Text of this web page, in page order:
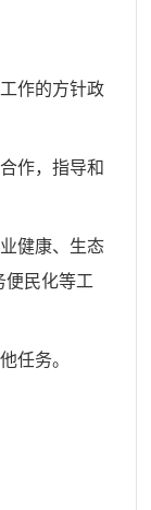
作的方针政
作，指导和
健康、生态
便民化等工
任务。